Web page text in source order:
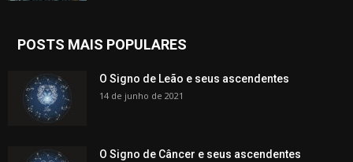
POSTS MAIS POPULARES
O Signo de Leão e seus ascendentes
14 de junho de 2021
O Signo de Câncer e seus ascendentes